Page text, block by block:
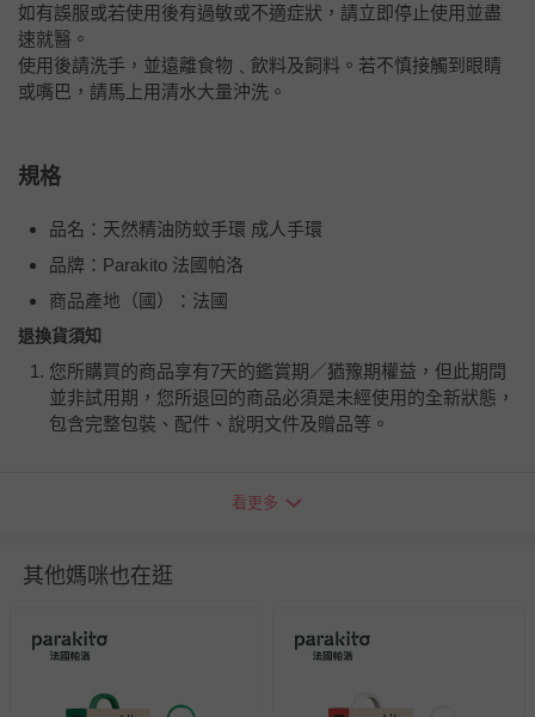
如有誤服或若使用後有過敏或不適症狀，請立即停止使用並盡
速就醫。
使用後請洗手，並遠離食物﹑飲料及飼料。若不慎接觸到眼睛
或嘴巴，請馬上用清水大量沖洗。
規格
品名：天然精油防蚊手環 成人手環
品牌：Parakito 法國帕洛
商品產地（國）：法國
退換貨須知
您所購買的商品享有7天的鑑賞期／猶豫期權益，但此期間
並非試用期，您所退回的商品必須是未經使用的全新狀態，
包含完整包裝、配件、說明文件及贈品等。
瑕疵退換貨所產生的運費，將由媽咪愛負責處理，若非瑕疵
並點選『我要退貨』即可進行申請。若有相關退貨問題，請
至媽咪愛LINE@客服ID: @mamilove
留商品未達活動門檻，將以原價計算，活動贈品亦需一併退
看更多
其他媽咪也在逛